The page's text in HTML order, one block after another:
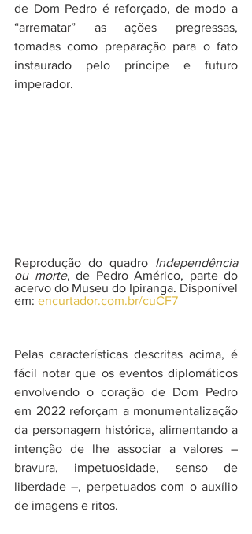
de Dom Pedro é reforçado, de modo a
“arrematar” as ações pregressas,
tomadas como preparação para o fato
instaurado pelo príncipe e futuro
imperador.
Reprodução do quadro Independência
ou morte, de Pedro Américo, parte do
acervo do Museu do Ipiranga. Disponível
em: encurtador.com.br/cuCF7
Pelas características descritas acima, é
fácil notar que os eventos diplomáticos
envolvendo o coração de Dom Pedro
em 2022 reforçam a monumentalização
da personagem histórica, alimentando a
intenção de lhe associar a valores –
bravura, impetuosidade, senso de
liberdade –, perpetuados com o auxílio
de imagens e ritos.